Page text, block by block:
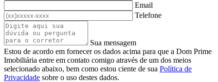
Email
Telefone
Sua mensagem
Estou de acordo em fornecer os dados acima para que a Dom Prime
Imobiliária entre em contato comigo através de um dos meios
selecionado abaixo, bem como estou ciente de sua Política de
Privacidade sobre o uso destes dados.